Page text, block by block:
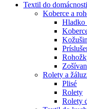
Textil do domácnosti
Koberce a
Hladko
Rolety a
Plisé
Rolety
Rolety